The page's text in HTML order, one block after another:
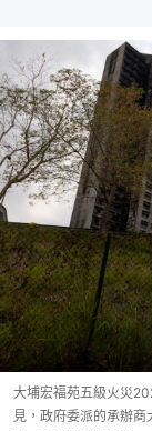
大埔宏福苑五級火災
見，政府委派的承辦